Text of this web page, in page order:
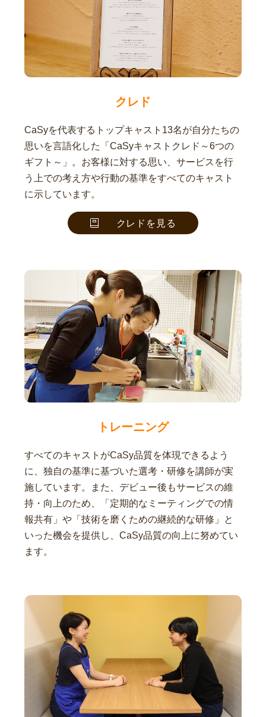
クレド
CaSyを代表するトップキャスト13名が自分たちの
思いを言語化した「CaSyキャストクレド～6つの
ギフト～」。お客様に対する思い、サービスを行
う上での考え方や行動の基準をすべてのキャスト
に示しています。
クレドを見る
トレーニング
すべてのキャストがCaSy品質を体現できるよう
に、独自の基準に基づいた選考・研修を講師が実
施しています。また、デビュー後もサービスの維
持・向上のため、「定期的なミーティングでの情
報共有」や「技術を磨くための継続的な研修」と
いった機会を提供し、CaSy品質の向上に努めてい
ます。